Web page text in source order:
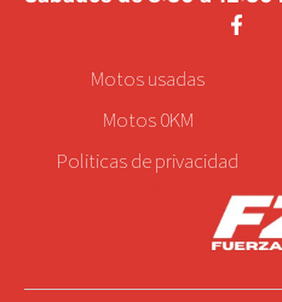
Motosusadas
Motos 0KM
Politicas de privacidad